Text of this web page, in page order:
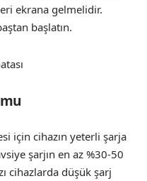
ekrana gelmelidir.
başlatın.
için cihazın yeterli şarja
şarjın en az %30-50
cihazlarda düşük şarj